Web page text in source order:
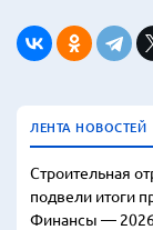
ЛЕНТА НОВОСТЕЙ
Строительная
подвели итоги
Финансы —